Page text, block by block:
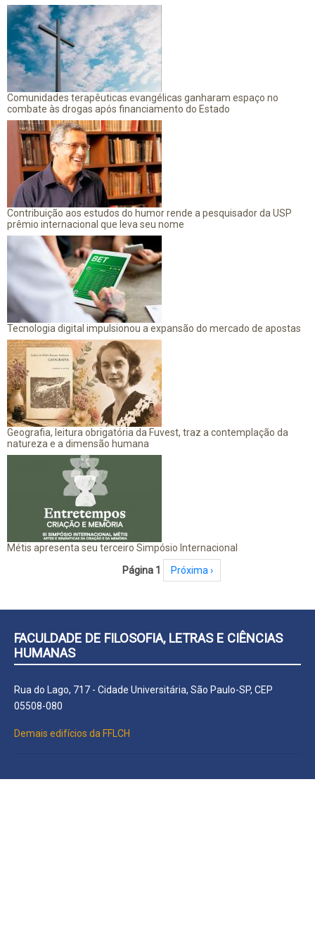
Comunidades terapêuticas evangélicas ganharam espaço no
combate às drogas após financiamento do Estado
Contribuição aos estudos do humor rende a pesquisador da USP
prêmio internacional que leva seu nome
Tecnologia digital impulsionou a expansão do mercado de apostas
Geografia, leitura obrigatória da Fuvest, traz a contemplação da
natureza e a dimensão humana
Métis apresenta seu terceiro Simpósio Internacional
Página 1 Próxima página
Próxima ›
FACULDADE DE FILOSOFIA, LETRAS E CIÊNCIAS
HUMANAS
Rua do Lago, 717 - Cidade Universitária, São Paulo-SP, CEP
05508-080
Demais edifícios da FFLCH